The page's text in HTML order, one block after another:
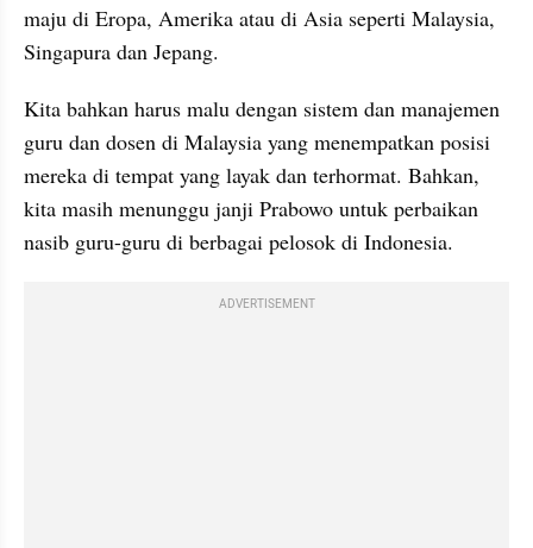
maju di Eropa, Amerika atau di Asia seperti Malaysia,
Singapura dan Jepang.
Kita bahkan harus malu dengan sistem dan manajemen
guru dan dosen di Malaysia yang menempatkan posisi
mereka di tempat yang layak dan terhormat. Bahkan,
kita masih menunggu janji Prabowo untuk perbaikan
nasib guru-guru di berbagai pelosok di Indonesia.
ADVERTISEMENT